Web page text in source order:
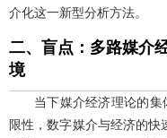
介化这一新型分析方法。
二、盲点：多路媒介
境
当下媒介经济理论的
限性，数字媒介与经济的快